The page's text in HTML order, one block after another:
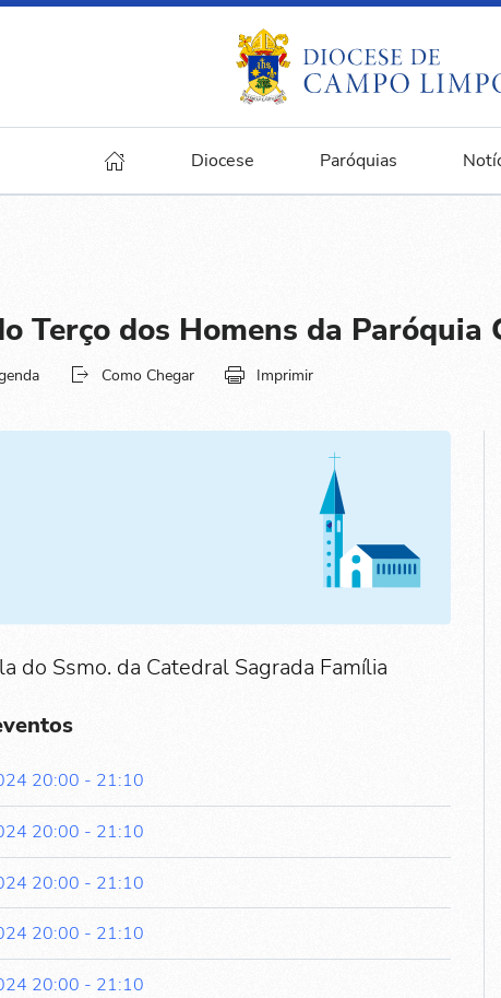
Diocese Paróquias
Terço dos Homens da Paróquia
Como Chegar Imprimir
do Ssmo. da Catedral Sagrada Família
20:00 - 21:10
20:00 - 21:10
20:00 - 21:10
20:00 - 21:10
20:00 - 21:10